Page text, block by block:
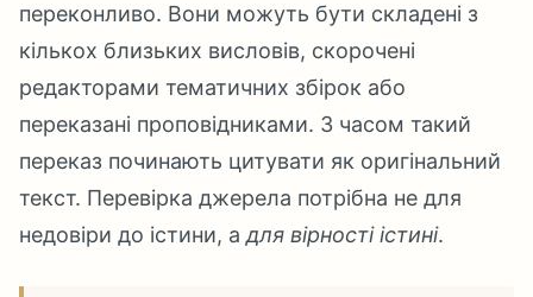
переконливо. Вони можуть бути складені з
кількох близьких висловів, скорочені
редакторами тематичних збірок або
переказані проповідниками. З часом такий
переказ починають цитувати як оригінальний
текст. Перевірка джерела потрібна не для
недовіри до істини, а для вірності істині.